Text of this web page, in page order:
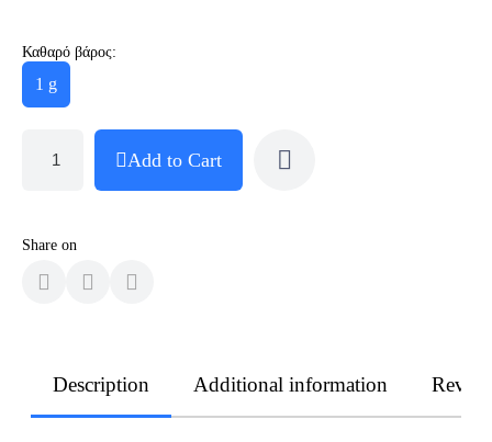
Καθαρό βάρος:
1 g
Add to Cart
Share on
Description Additional information